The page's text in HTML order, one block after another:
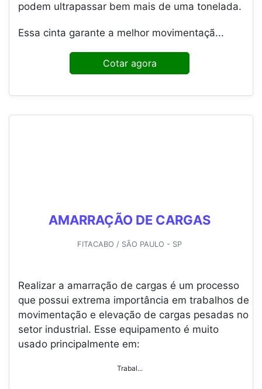
podem ultrapassar bem mais de uma tonelada.
Essa cinta garante a melhor movimentaçã...
Cotar agora
AMARRAÇÃO DE CARGAS
FITACABO / SÃO PAULO - SP
Realizar a amarração de cargas é um processo
que possui extrema importância em trabalhos de
movimentação e elevação de cargas pesadas no
setor industrial. Esse equipamento é muito
usado principalmente em:
Trabal...